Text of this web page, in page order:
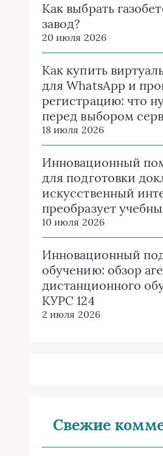
Как выбрать
завод?
20 июля 2026
Как купить
для WhatsApp и
регистрацию: что
перед выбором
18 июля 2026
Инновационный
для подготовки
искусственный
преобразует
10 июля 2026
Инновационный
обучению: обзор
дистанционного
КУРС 124
2 июля 2026
Свежие